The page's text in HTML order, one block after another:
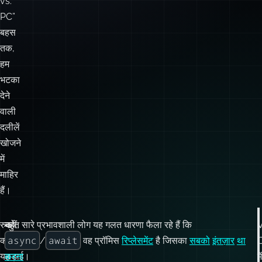
Spaces”
से
लेकर
कालजयी
“Mac
vs.
PC”
बहस
तक,
हम
भटका
देने
वाली
खोजने
में
माहिर